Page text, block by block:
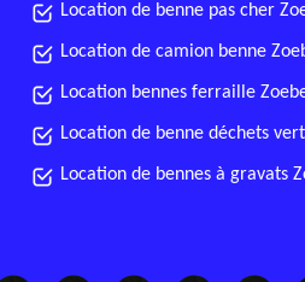
Location de benne pas cher
Location de camion benne
Location bennes ferraille
Location de benne déchets
Location de bennes à gravats